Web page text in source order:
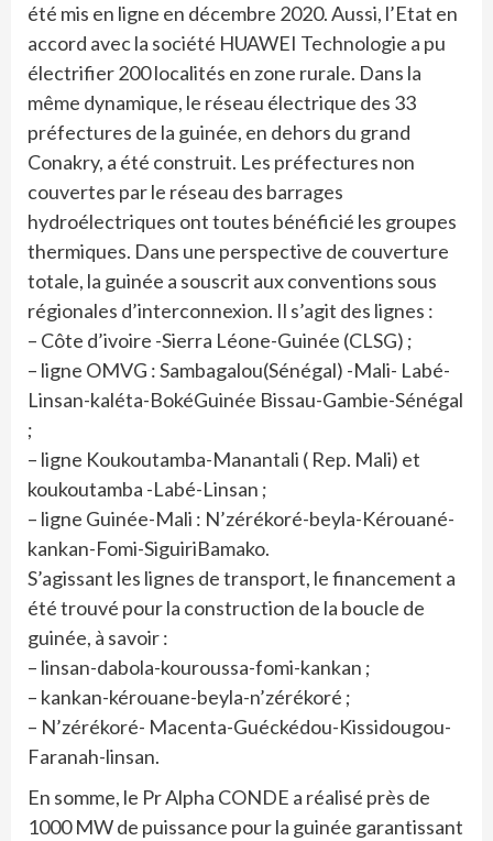
été mis en ligne en décembre 2020. Aussi, l’Etat en
accord avec la société HUAWEI Technologie a pu
électrifier 200 localités en zone rurale. Dans la
même dynamique, le réseau électrique des 33
préfectures de la guinée, en dehors du grand
Conakry, a été construit. Les préfectures non
couvertes par le réseau des barrages
hydroélectriques ont toutes bénéficié les groupes
thermiques. Dans une perspective de couverture
totale, la guinée a souscrit aux conventions sous
régionales d’interconnexion. Il s’agit des lignes :
– Côte d’ivoire -Sierra Léone-Guinée (CLSG) ;
– ligne OMVG : Sambagalou(Sénégal) -Mali- Labé-
Linsan-kaléta-BokéGuinée Bissau-Gambie-Sénégal
;
– ligne Koukoutamba-Manantali ( Rep. Mali) et
koukoutamba -Labé-Linsan ;
– ligne Guinée-Mali : N’zérékoré-beyla-Kérouané-
kankan-Fomi-SiguiriBamako.
S’agissant les lignes de transport, le financement a
été trouvé pour la construction de la boucle de
guinée, à savoir :
– linsan-dabola-kouroussa-fomi-kankan ;
– kankan-kérouane-beyla-n’zérékoré ;
– N’zérékoré- Macenta-Guéckédou-Kissidougou-
Faranah-linsan.
En somme, le Pr Alpha CONDE a réalisé près de
1000 MW de puissance pour la guinée garantissant